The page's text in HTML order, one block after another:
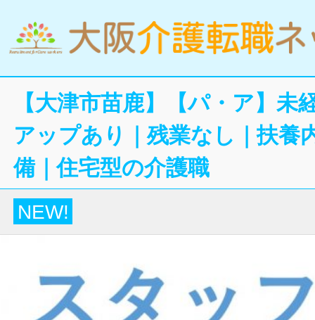
【大津市苗鹿】【パ・ア】未
アップあり｜残業なし｜扶養
備｜住宅型の介護職
NEW!